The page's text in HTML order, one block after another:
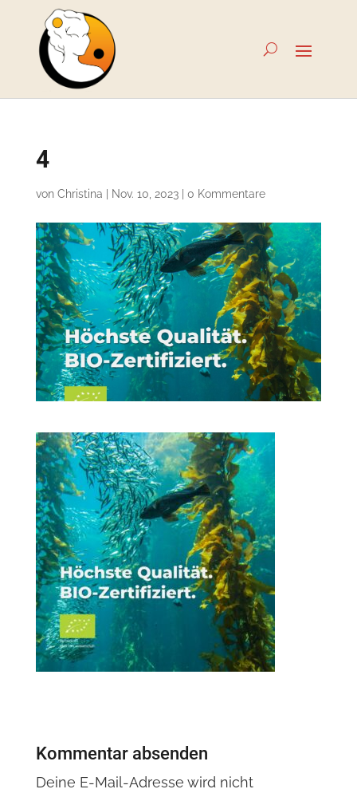
4
von Christina Nov. 10, 2023| 0 Kommentare
Kommentar absenden
Deine E-Mail-Adresse wird nicht